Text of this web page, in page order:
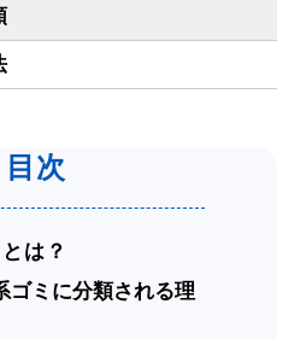
は？
ゴミに分類される理